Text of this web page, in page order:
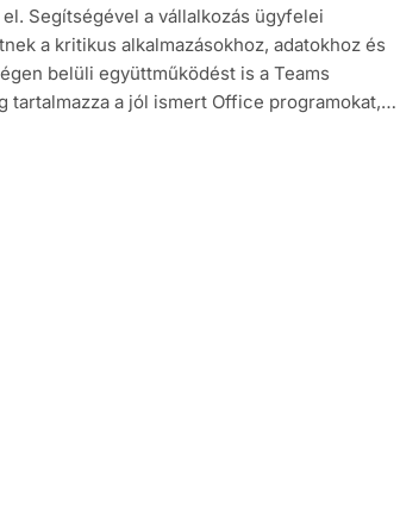
Segítségével a vállalkozás ügyfelei
a kritikus alkalmazásokhoz, adatokhoz és
belüli együttműködést is a Teams
tartalmazza a jól ismert Office programokat,…